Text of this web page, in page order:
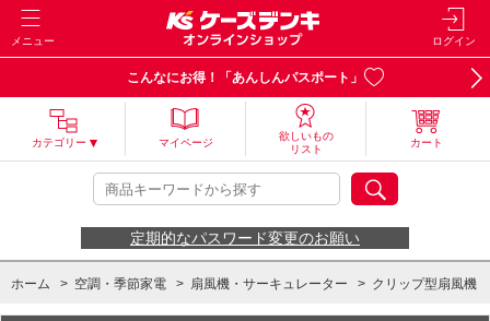
メニュー ログイン
こんなにお得！「あんしんパスポート」
カテゴリー マイページ
欲しいもの
リスト
カート
定期的なパスワード変更のお願い
ホーム > 空調・季節家電 > 扇風機・サーキュレーター > クリップ型扇風機